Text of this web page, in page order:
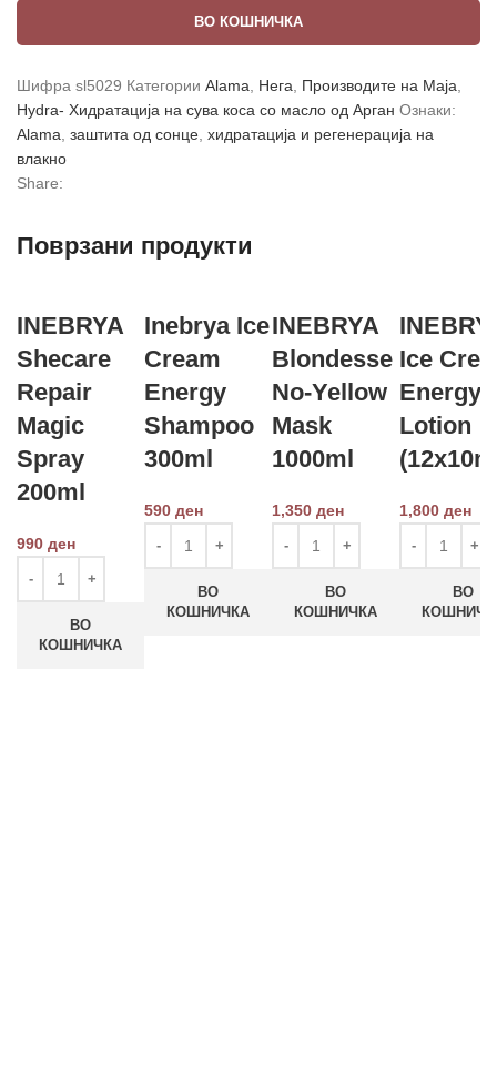
ВО КОШНИЧКА
Шифра sl5029 Категории Alama Нега Производите на Маја
Hydra- Хидратација на сува коса со масло од Арган Ознаки:
Alama заштита од сонце хидратација и регенерација на
влакно
Share:
Поврзани продукти
INEBRYA
Shecare
Repair
Magic
Spray
200ml
990 ден
ВО
КОШНИЧКА
Inebrya Ice
Cream
Energy
Shampoo
300ml
590 ден
ВО
КОШНИЧКА
INEBRYA
Blondesse
No-Yellow
Mask
1000ml
1,350 ден
ВО
КОШНИЧКА
Ice
Energy
Lotion
1,800 ден
ВО